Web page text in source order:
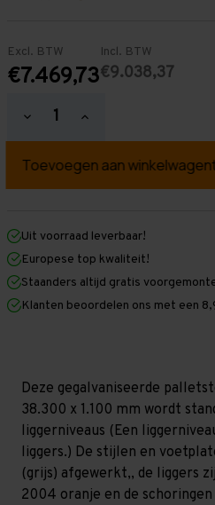
Excl. BTW
€7.469,73
Incl. BTW
€9.038,37
Hoeveelheid
verlagen
Palletstelling
mm
mm
x
1.100
mm
Galva
Zwaar
-
T100
Hoeveelheid
verhogen
Palletstelling
mm
mm
1.100
mm
(HxLXD)
Galva
Zwaar
-
T100
Uit voorraad leverbaar!
Europese top kwaliteit!
Staanders altijd gratis
Klanten beoordelen ons met een
Deze gegalvaniseerde
38.300 x 1.100 mm wordt
liggerniveaus (Een
liggers.) De stijlen en
(grijs) afgewerkt,, de liggers
2004 oranje en de